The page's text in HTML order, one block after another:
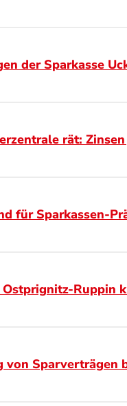
der Sparkasse
rät:
für Sparkassen-
Ostprignitz-Ruppin
von Sparverträgen